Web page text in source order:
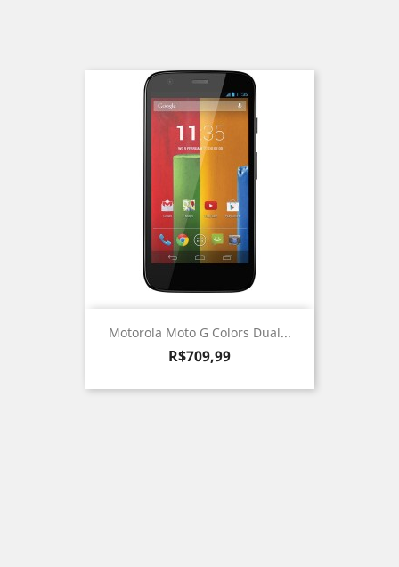
Motorola Moto G Colors Dual...
Preço
R$709,99